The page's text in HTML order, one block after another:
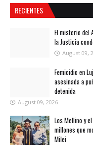
RECIENTES
El misterio del
la Justicia
August 09,
Femicidio en
asesinada a
detenida
August 09, 2026
Los Mellino y
millones que
Milei